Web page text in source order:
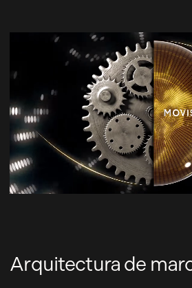
Arquitectura de